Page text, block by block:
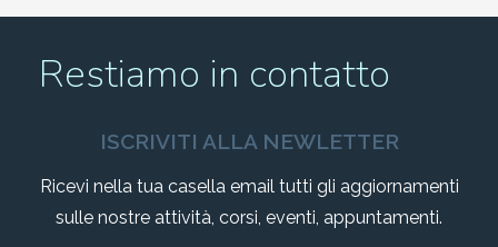
Restiamo in contatto
ISCRIVITI ALLA NEWLETTER
Ricevi nella tua casella email tutti gli aggiornamenti
sulle nostre attività, corsi, eventi, appuntamenti.